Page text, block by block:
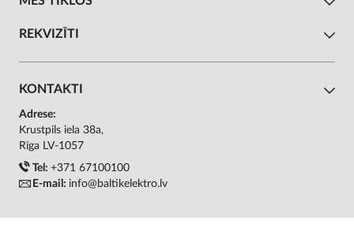
REKVIZĪTI
KONTAKTI
Adrese:
Krustpils iela 38a,
Rīga LV-1057
Tel: +371 67100100
E-mail: info@baltikelektro.lv